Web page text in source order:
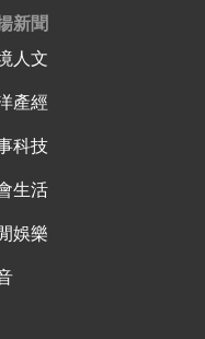
新聞
人文
產經
科技
生活
娛樂